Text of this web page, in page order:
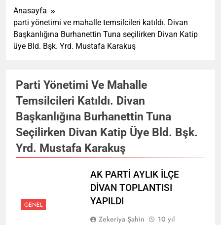
Anasayfa
parti yönetimi ve mahalle temsilcileri katıldı. Divan
Başkanlığına Burhanettin Tuna seçilirken Divan Katip
üye Bld. Bşk. Yrd. Mustafa Karakuş
Parti Yönetimi Ve Mahalle
Temsilcileri Katıldı. Divan
Başkanlığına Burhanettin Tuna
Seçilirken Divan Katip Üye Bld. Bşk.
Yrd. Mustafa Karakuş
GENEL
AK PARTİ AYLIK İLÇE
DİVAN TOPLANTISI
YAPILDI
Zekeriya Şahin
10 yıl